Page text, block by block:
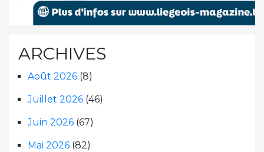
ARCHIVES
Août 2026 (8)
Juillet 2026 (46)
Juin 2026 (67)
Mai 2026 (82)